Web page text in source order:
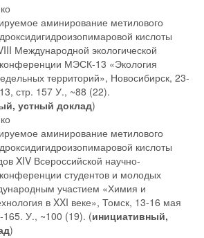
аминирование метилового
кислоты
Международной экологической
конференции МЭСК-13 «Экология
территорий», Новосибирск, 23-
стр. 157 У., ~88 (22).
устный доклад)
аминирование метилового
кислоты
XIV Всероссийской научно-
студентов и молодых
участием «Химия и
в XXI веке», Томск, 13-16 мая
165. У., ~100 (19). (инициативный,
)